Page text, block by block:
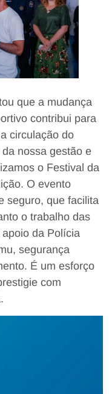
que a mudança
contribui para
circulação do
nossa gestão e
o Festival da
O evento
seguro, que facilita
o trabalho das
da Polícia
segurança
É um esforço
com